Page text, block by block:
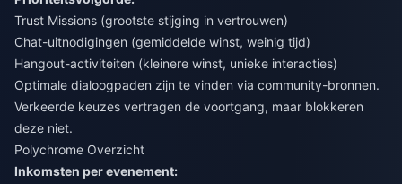
Trust Missions (grootste stijging in vertrouwen)
Chat-uitnodigingen (gemiddelde winst, weinig tijd)
Hangout-activiteiten (kleinere winst, unieke interacties)
Optimale dialoogpaden zijn te vinden via community-bronnen.
Verkeerde keuzes vertragen de voortgang, maar blokkeren
deze niet.
Polychrome Overzicht
Inkomsten per evenement: